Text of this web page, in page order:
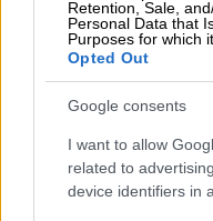
Retention, Sale,
Personal Data that
Purposes for which
Opted Out
Google consents
I want to allow
related to
device identifiers in